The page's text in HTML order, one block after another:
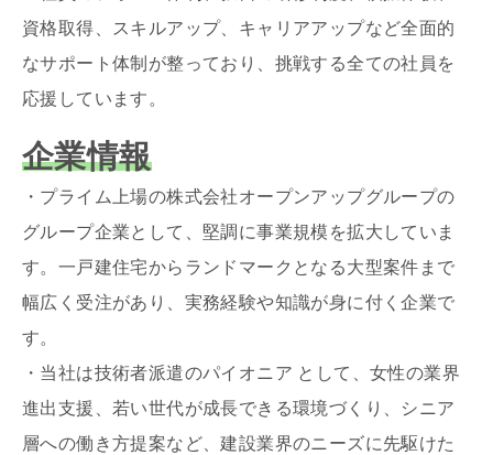
資格取得、スキルアップ、キャリアアップなど全面的
なサポート体制が整っており、挑戦する全ての社員を
応援しています。
企業情報
・プライム上場の株式会社オープンアップグループの
グループ企業として、堅調に事業規模を拡大していま
す。一戸建住宅からランドマークとなる大型案件まで
幅広く受注があり、実務経験や知識が身に付く企業で
す。
・当社は技術者派遣のパイオニア として、女性の業界
進出支援、若い世代が成長できる環境づくり、シニア
層への働き方提案など、建設業界のニーズに先駆けた